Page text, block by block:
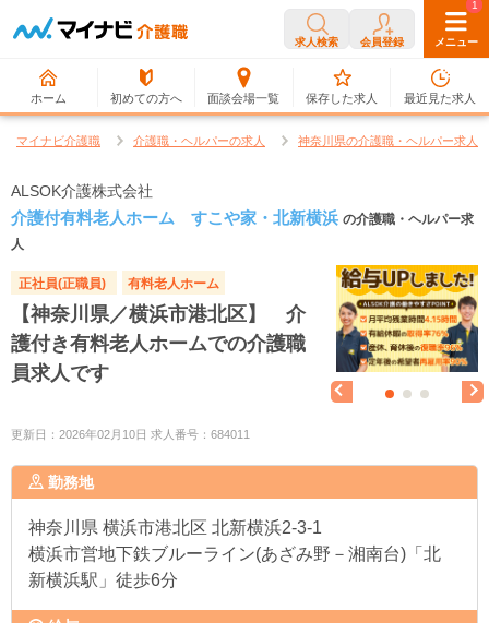
求人検索 会員登録 メニュー
ホーム 初めての方へ 面談会場一覧
0
保存した求人
1
最近見た求人
マイナビ介護職 介護職・ヘルパーの求人 神奈川県の介護職・ヘルパー求人
ALSOK介護株式会社
介護付有料老人ホーム すこや家・北新横浜 の介護職・ヘルパー求
人
正社員(正職員) 有料老人ホーム
【神奈川県／横浜市港北区】 介
護付き有料老人ホームでの介護職
員求人です
更新日：2026年02月10日 求人番号：684011
勤務地
神奈川県 横浜市港北区 北新横浜2-3-1
横浜市営地下鉄ブルーライン(あざみ野－湘南台)「北
新横浜駅」徒歩6分